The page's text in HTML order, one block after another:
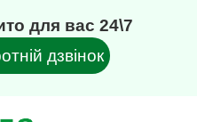
для вас 24\7
дзвінок